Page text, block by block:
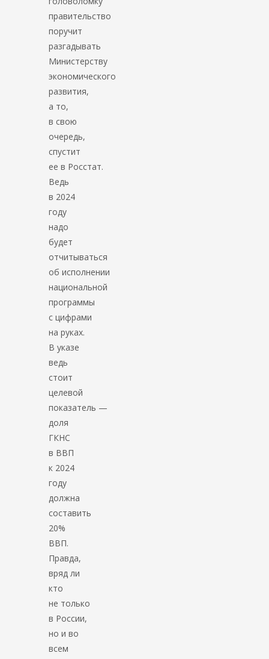
правительство
поручит
разгадывать
Министерству
экономического
развития,
а то,
в свою
очередь,
спустит
ее в Росстат.
Ведь
в 2024
году
надо
будет
отчитываться
об исполнении
национальной
программы
с цифрами
на руках.
В указе
ведь
стоит
целевой
показатель —
доля
ГКНС
в ВВП
к 2024
году
должна
составить
20%
ВВП.
Правда,
вряд ли
кто
не только
в России,
но и во
всем